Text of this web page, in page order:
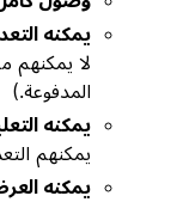
يمكنه
لا يمكنهم
المدفوعة.)
يمكنه
يمكنهم
يمكنه